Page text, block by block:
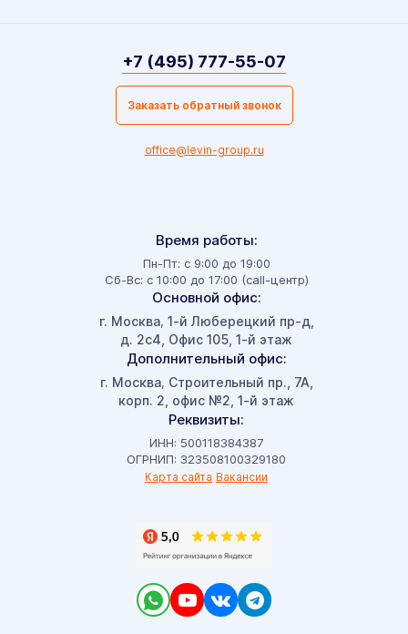
Время работы:
Пн-Пт: с 9:00 до 19:00
Сб-Вс: с 10:00 до 17:00 (call-центр)
Основной офис:
г. Москва, 1-й Люберецкий пр-д,
д. 2с4, Офис 105, 1-й этаж
Дополнительный офис:
г. Москва, Строительный пр., 7А,
корп. 2, офис №2, 1-й этаж
Реквизиты:
ИНН: 500118384387
ОГРНИП: 323508100329180
Карта сайта Вакансии
+7 (495) 777-55-07
Заказать обратный звонок
office@levin-group.ru